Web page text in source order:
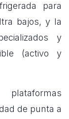
para
bajos, y la
y
(activo y
de punta a